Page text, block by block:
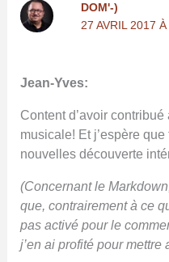
DOM'-)
27 AVRIL 2017
Jean-Yves:
Content d’avoir
musicale! Et j’espère
nouvelles découverte
(Concernant le
que, contrairement à ce
pas activé pour le
j’en ai profité pour